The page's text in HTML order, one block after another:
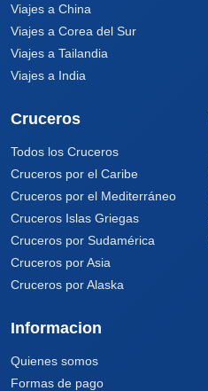
Viajes a China
Viajes a Corea del Sur
Viajes a Tailandia
Viajes a India
Cruceros
Todos los Cruceros
Cruceros por el Caribe
Cruceros por el Mediterráneo
Cruceros Islas Griegas
Cruceros por Sudamérica
Cruceros por Asia
Cruceros por Alaska
Informacion
Quienes somos
Formas de pago